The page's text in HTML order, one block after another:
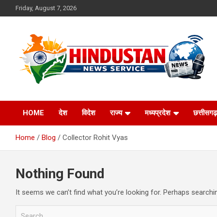
to
Friday, August 7, 2026
Hindustan News
Service
HOME देश विदेश राज्य मध्यप्रदेश छत्तीसगढ़
Home Blog Collector Rohit Vyas
Nothing Found
It seems we can’t find what you’re looking for. Perhaps